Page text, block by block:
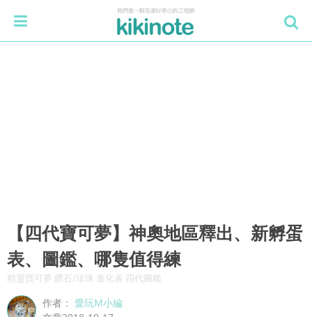
【四代寶可夢】神奧地區釋出、新孵蛋
表、圖鑑、哪隻值得練
精靈寶可夢 鑽石/珍珠 進化表 四代圖鑑
作者：愛玩M小編